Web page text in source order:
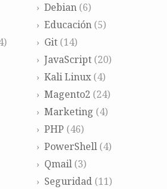
Debian(6)
Educación(5)
Git(14)
JavaScript(20)
Kali Linux(4)
Magento2 (24)
Marketing (4)
PHP (46)
PowerShell(4)
Qmail(3)
Seguridad(11)